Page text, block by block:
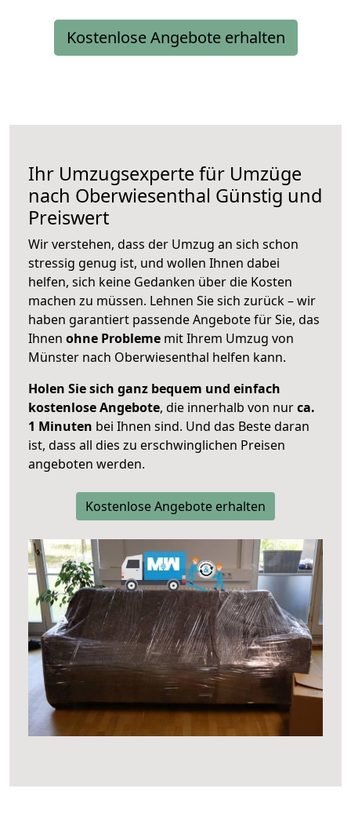
Kostenlose Angebote erhalten
Ihr Umzugsexperte für Umzüge
nach Oberwiesenthal Günstig und
Preiswert
Wir verstehen, dass der Umzug an sich schon
stressig genug ist, und wollen Ihnen dabei
helfen, sich keine Gedanken über die Kosten
machen zu müssen. Lehnen Sie sich zurück – wir
haben garantiert passende Angebote für Sie, das
Ihnen ohne Probleme mit Ihrem Umzug von
Münster nach Oberwiesenthal helfen kann.
Holen Sie sich ganz bequem und einfach
kostenlose Angebote, die innerhalb von nurca.
1 Minuten bei Ihnen sind. Und das Beste daran
ist, dass all dies zu erschwinglichen Preisen
angeboten werden.
Kostenlose Angebote erhalten